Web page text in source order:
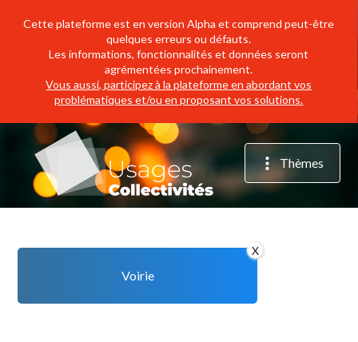
Cette plateforme est en version Alpha et comprend peut-être
quelques erreurs ou défauts.
Les informations, fonctionnalités et données seront
agrémentées prochainement.
Vous aussi, participez à la plateforme en abordant vos
problématiques et/ou en proposant vos solutions.
Thèmes
Voirie
X